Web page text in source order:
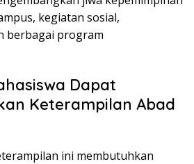
kegiatan sosial,
berbagai program
Dapat
Keterampilan Abad
ini membutuhkan